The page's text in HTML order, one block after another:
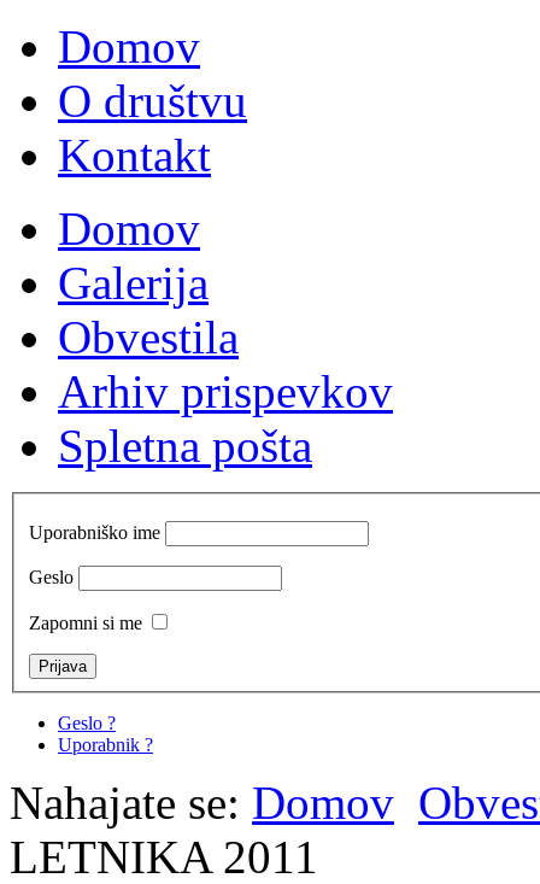
Domov
O društvu
Kontakt
Domov
Galerija
Obvestila
Arhiv prispevkov
Spletna pošta
Uporabniško ime
Geslo
Zapomni si me
Geslo ?
Uporabnik ?
Nahajate se: Domov
LETNIKA 2011